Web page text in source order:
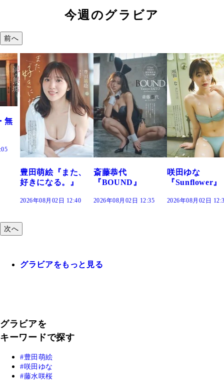
今週のグラビア
前へ
斎藤恭代
『BOUND』
2026年08月02日 12:35
咲田ゆな
『Sunflower』
2026年08月02日 12:30
藤水咲桜『花
だまり』
2026年08月02日
次へ
グラビアをもっと見る
グラビアを
キーワードで探す
豊田萌絵
咲田ゆな
藤水咲桜